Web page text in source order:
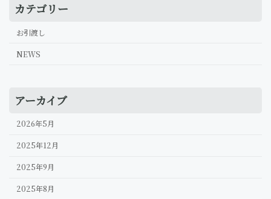
カテゴリー
お引渡し
NEWS
アーカイブ
2026年5月
2025年12月
2025年9月
2025年8月